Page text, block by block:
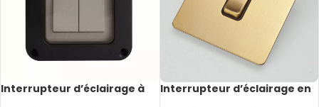
Interrupteur d’éclairage à
Interrupteur d’éclairage en